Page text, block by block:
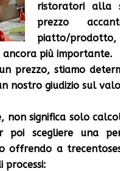
ristoratori alla
prezzo
piatto/prodotto,
più importante.
prezzo, stiamo
nostro giudizio sul
non significa solo
poi scegliere una
offrendo a
processi: